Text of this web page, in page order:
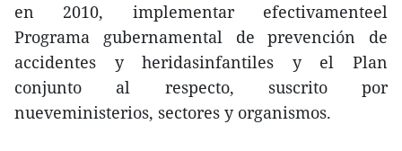
en 2010, implementar efectivamenteel
Programa gubernamental de prevención de
accidentes y heridasinfantiles y el Plan
conjunto al respecto, suscrito por
nueveministerios, sectores y organismos.